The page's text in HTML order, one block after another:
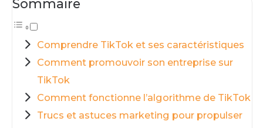
Sommaire
Comprendre TikTok et ses caractéristiques
Comment promouvoir son entreprise sur
TikTok
Comment fonctionne l’algorithme de TikTok
Trucs et astuces marketing pour propulser